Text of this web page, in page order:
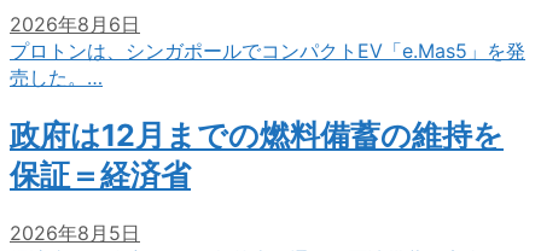
2026年8月6日
プロトンは、シンガポールでコンパクトEV「e.Mas5」を発
売した。…
政府は12月までの燃料備蓄の維持を
保証＝経済省
2026年8月5日